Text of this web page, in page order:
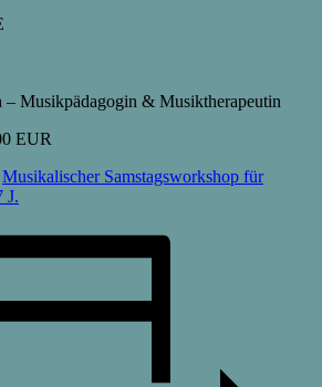
– Musikpädagogin & Musiktherapeutin
EUR
Musikalischer Samstagsworkshop für
J.